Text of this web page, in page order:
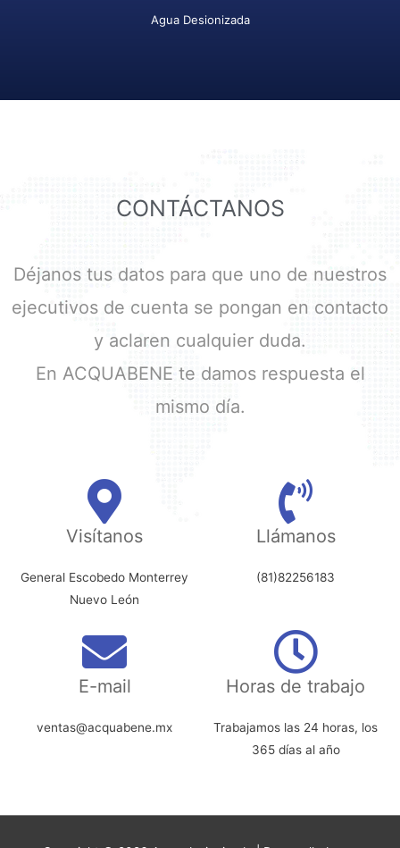
Agua Desionizada
CONTÁCTANOS
Déjanos tus datos para que uno de nuestros
ejecutivos de cuenta se pongan en contacto
y aclaren cualquier duda.
En ACQUABENE te damos respuesta el
mismo día.
Visítanos
General Escobedo Monterrey
Nuevo León
Llámanos
(81)82256183
E-mail
ventas@acquabene.mx
Horas de trabajo
Trabajamos las 24 horas, los
365 días al año